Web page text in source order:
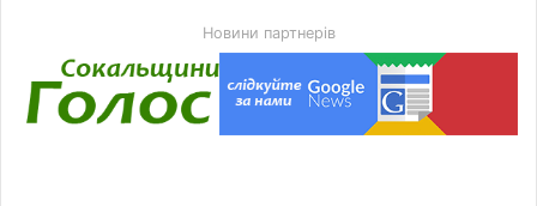
Новини партнерів